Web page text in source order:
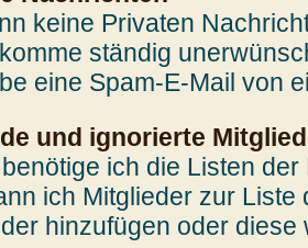
keine Privaten
ständig
eine Spam-E-Mail von
und ignorierte
ich die Listen
ich Mitglieder zur
hinzufügen oder